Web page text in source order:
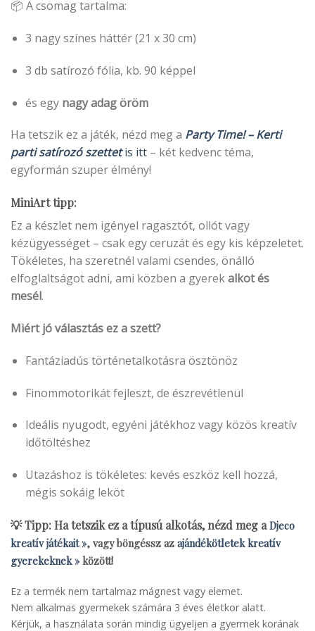
📦 A csomag tartalma:
3 nagy színes háttér (21 x 30 cm)
3 db satírozó fólia, kb. 90 képpel
és egy nagy adag öröm
Ha tetszik ez a játék, nézd meg a Party Time! – Kerti
parti satírozó szettetis itt – két kedvenc téma,
egyformán szuper élmény!
MiniArt tipp:
Ez a készlet nem igényel ragasztót, ollót vagy
kézügyességet – csak egy ceruzát és egy kis képzeletet.
Tökéletes, ha szeretnél valami csendes, önálló
elfoglaltságot adni, ami közben a gyerekalkot és
mesél.
Miért jó választás ez a szett?
Fantáziadús történetalkotásra ösztönöz
Finommotorikát fejleszt, de észrevétlenül
Ideális nyugodt, egyéni játékhoz vagy közös kreatív
időtöltéshez
Utazáshoz is tökéletes: kevés eszköz kell hozzá,
mégis sokáig leköt
💡 Tipp: Ha tetszik ez a típusú alkotás, nézd meg aDjeco
kreatív játékait », vagy böngéssz az ajándékötletek kreatív
gyerekeknek »között!
Ez a termék nem tartalmaz mágnest vagy elemet.
Nem alkalmas gyermekek számára 3 éves életkor alatt.
Kérjük, a használata során mindig ügyeljen a gyermek korának